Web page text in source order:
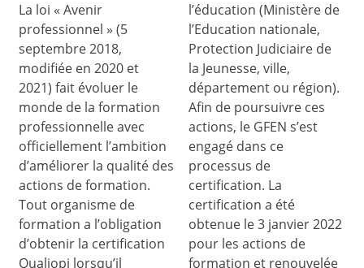
La loi « Avenir
professionnel » (5
septembre 2018,
modifiée en 2020 et
2021) fait évoluer le
monde de la formation
professionnelle avec
officiellement l’ambition
d’améliorer la qualité des
actions de formation.
Tout organisme de
formation a l’obligation
d’obtenir la certification
Qualiopi lorsqu’il
l’éducation (Ministère de
l’Education nationale,
Protection Judiciaire de
la Jeunesse, ville,
département ou région).
Afin de poursuivre ces
actions, le GFEN s’est
engagé dans ce
processus de
certification. La
certification a été
obtenue le 3 janvier 2022
pour les actions de
formation et renouvelée